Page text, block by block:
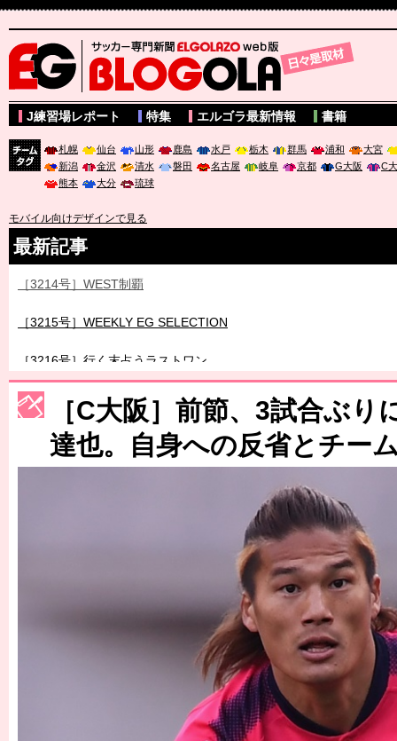
サッカー専門新聞ELGOLAZO web版 BLOGOLA
J練習場レポート 特集 エルゴラ最新情報 書籍
札幌 仙台 山形 鹿島 水戸 栃木 群馬 浦和
大宮
新潟
金沢 清水 磐田 名古屋 岐阜 京都 G大阪
C
熊本
大分 琉球
モバイル向けデザインで見る
最新記事
［3214号］WEST制覇
［3215号］WEEKLY EG SELECTION
［3216号］行く末占うラストワン
［3217号］最高の景色へ出国
［3218号］WEEKLY EG SELECTION
［C大阪］前節、3試合ぶり
達也。自身への反省とチー